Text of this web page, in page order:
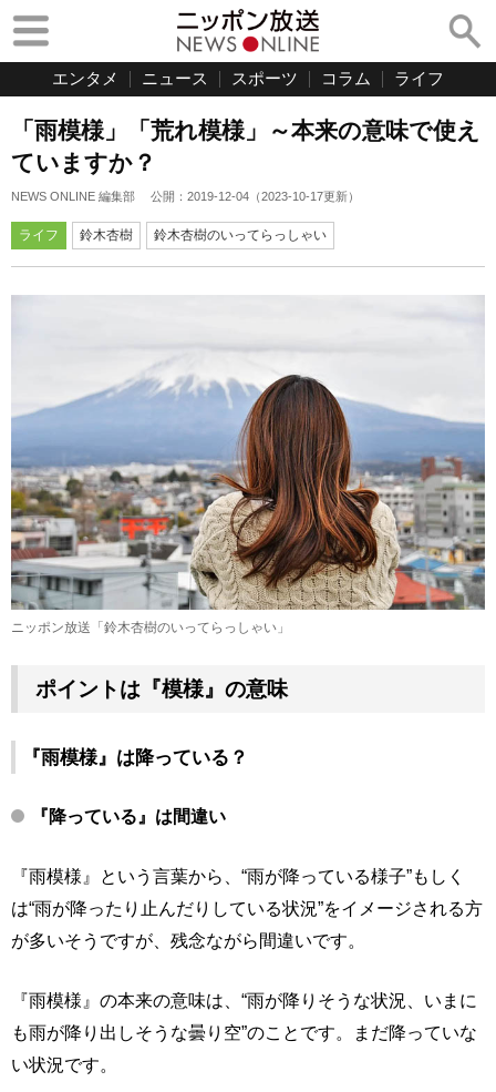
エンタメ ニュース スポーツ コラム ライフ
「雨模様」「荒れ模様」～本来の意味で使え
ていますか？
NEWS ONLINE 編集部 公開： 2019-12-04 （2023-10-17更新）
ライフ 鈴木杏樹 鈴木杏樹のいってらっしゃい
ニッポン放送「鈴木杏樹のいってらっしゃい」
ポイントは『模様』の意味
『雨模様』は降っている？
『降っている』は間違い
『雨模様』という言葉から、“雨が降っている様子”もしく
は“雨が降ったり止んだりしている状況”をイメージされる方
が多いそうですが、残念ながら間違いです。
『雨模様』の本来の意味は、“雨が降りそうな状況、いまに
も雨が降り出しそうな曇り空”のことです。まだ降っていな
い状況です。